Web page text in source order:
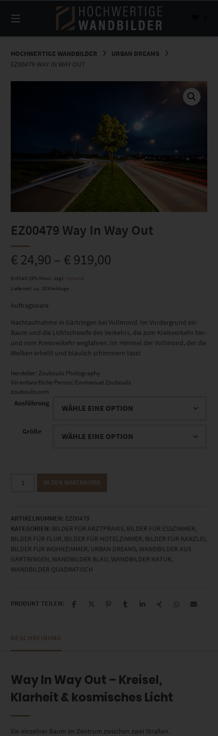
zum
Inhalt
HOCHWERTIGE WANDBILDER
URBAN DREAMS
EZ00479 WAY IN WAY OUT
EZ00479 Way In Way Out
€24,90 – €919,00
Enthält 19% Mwst. zzgl. Versand
Lieferzeit: ca. 10 Werktage
Auftragsware
Nachtaufnahme in Gärtringen bei Vollmond. Im Vordergrund ein
Baum und die Lichtschweife des Verkehrs, die zum Kreisverkehr hin-
und vom Kreisverkehr wegfahren. Im Himmel der Vollmond, der die
Wolken erhellt und bläulich schimmern lässt
Hersteller: Zouboulis Photography
Verantwortliche Person: Emmanuel Zouboulis
zouboulis.com
Ausführung
Größe
Way
Out
Menge
IN DEN WARENKORB
ARTIKELNUMMER: EZ00479
KATEGORIEN: BILDER FÜR ARZTPRAXIS, BILDER FÜR ESSZIMMER,
BILDER FÜR FLUR, BILDER FÜR HOTELZIMMER, BILDER FÜR KANZLEI,
BILDER FÜR WOHNZIMMER, URBAN DREAMS, WANDBILDER AUS
GÄRTRINGEN, WANDBILDER BLAU, WANDBILDER NATUR,
WANDBILDER QUADRATISCH
PRODUKT TEILEN:
BESCHREIBUNG
Way In Way Out – Kreisel,
Klarheit & kosmisches Licht
Ein einzelner Baum im Zentrum zwischen zwei Straßen.